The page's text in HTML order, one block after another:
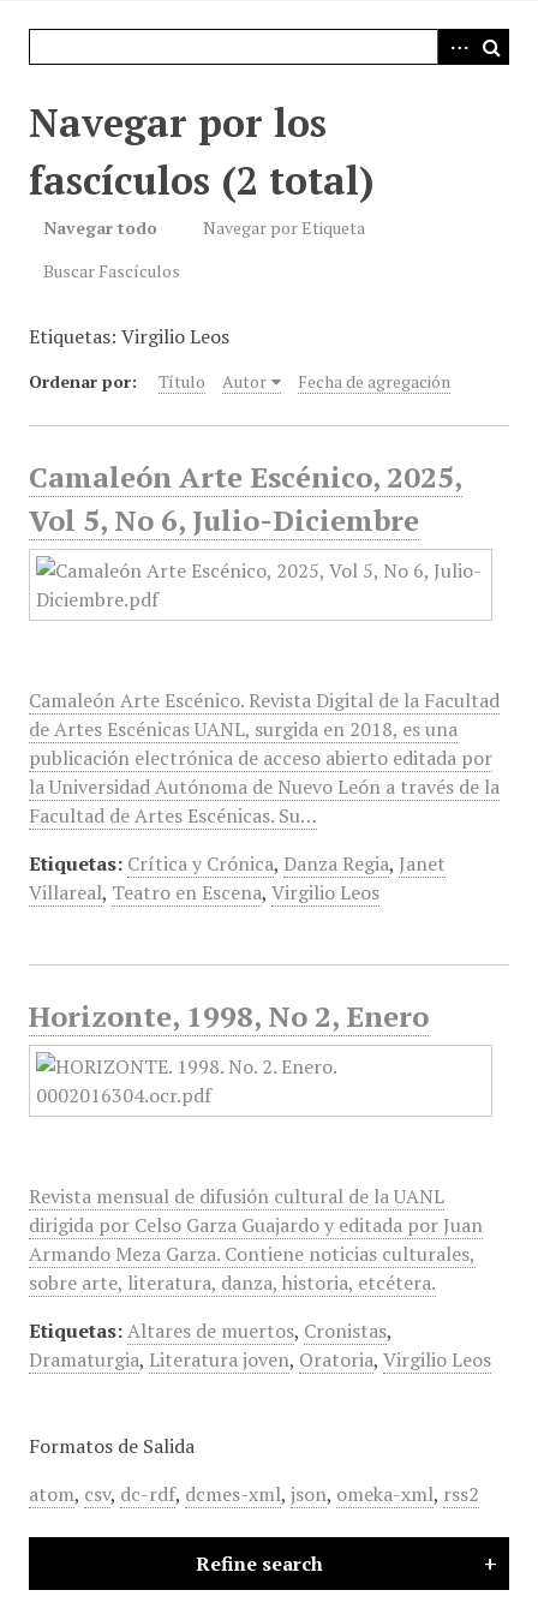
Navegar por los
fascículos (2 total)
Navegar todo
Navegar por Etiqueta
Buscar Fascículos
Etiquetas: Virgilio Leos
Ordenar por: Título Autor Fecha de agregación
Camaleón Arte Escénico, 2025,
Vol 5, No 6, Julio-Diciembre
Camaleón Arte Escénico. Revista Digital de la Facultad
de Artes Escénicas UANL, surgida en 2018, es una
publicación electrónica de acceso abierto editada por
la Universidad Autónoma de Nuevo León a través de la
Facultad de Artes Escénicas. Su…
Etiquetas: Crítica y Crónica, Danza Regia, Janet
Villareal, Teatro en Escena, Virgilio Leos
Horizonte, 1998, No 2, Enero
Revista mensual de difusión cultural de la UANL
dirigida por Celso Garza Guajardo y editada por Juan
Armando Meza Garza. Contiene noticias culturales,
sobre arte, literatura, danza, historia, etcétera.
Etiquetas: Altares de muertos, Cronistas,
Dramaturgia, Literatura joven, Oratoria, Virgilio Leos
Formatos de Salida
atom, csv, dc-rdf, dcmes-xml, json, omeka-xml, rss2
Refine search